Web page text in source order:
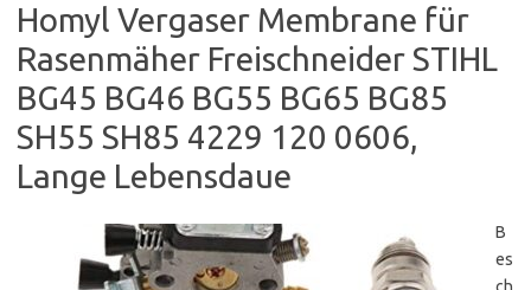
Homyl Vergaser Membrane für
Rasenmäher Freischneider STIHL
BG45 BG46 BG55 BG65 BG85
SH55 SH85 4229 120 0606,
Lange Lebensdaue
B
es